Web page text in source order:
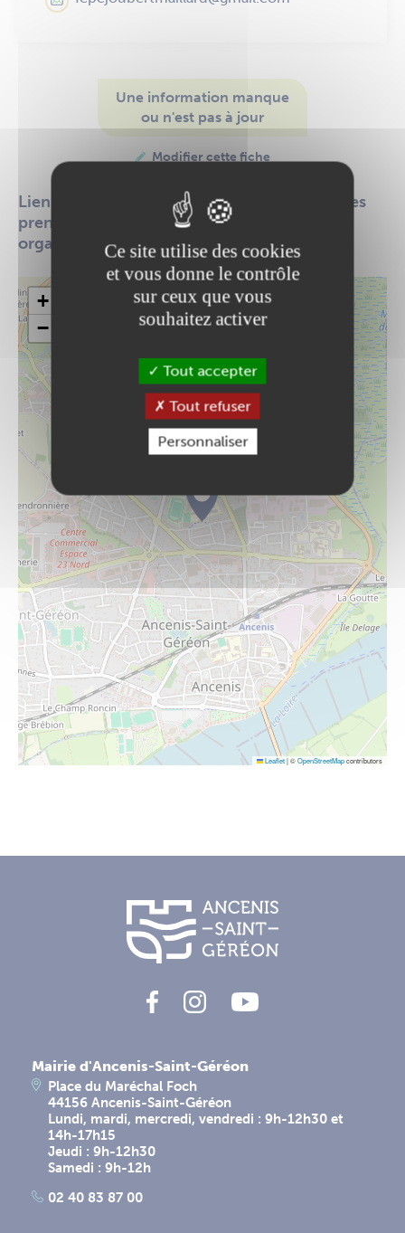
Une information manque
ou n'est pas à jour
Modifier cette fiche
Lien entre les parents et les différentes parties
prenantes de l'établissement scolaire,
organisation d'animations.
+
−
Leaflet|©OpenStreetMapcontributors
Mairie d'Ancenis-Saint-Géréon
Place du Maréchal Foch
44156 Ancenis-Saint-Géréon
Lundi, mardi, mercredi, vendredi : 9h-12h30 et
14h-17h15
Jeudi : 9h-12h30
Samedi : 9h-12h
02 40 83 87 00
Ce site utilise des cookies
et vous donne le contrôle
sur ceux que vous
souhaitez activer
Tout accepter
Tout refuser
Personnaliser